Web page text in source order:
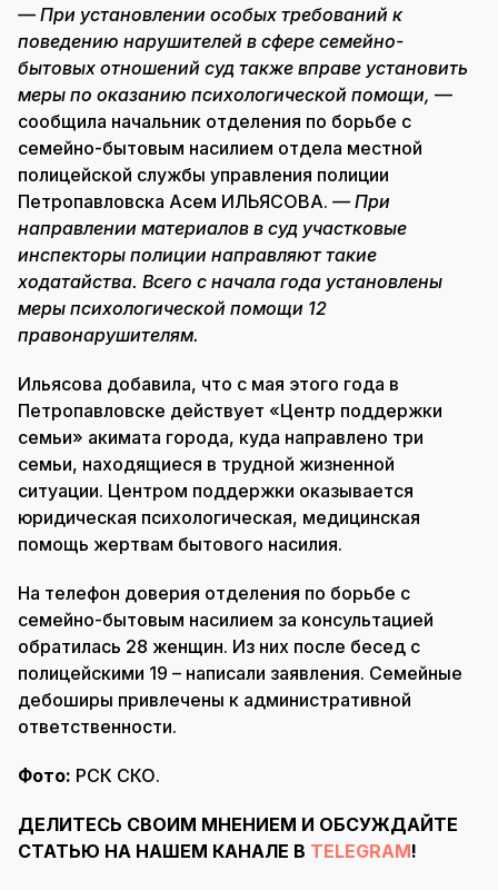
— При установлении особых требований к
поведению нарушителей в сфере семейно-
бытовых отношений суд также вправе установить
меры по оказанию психологической помощи, —
сообщила начальник отделения по борьбе с
семейно-бытовым насилием отдела местной
полицейской службы управления полиции
Петропавловска Асем ИЛЬЯСОВА. — При
направлении материалов в суд участковые
инспекторы полиции направляют такие
ходатайства. Всего с начала года установлены
меры психологической помощи 12
правонарушителям.
Ильясова добавила, что с мая этого года в
Петропавловске действует «Центр поддержки
семьи» акимата города, куда направлено три
семьи, находящиеся в трудной жизненной
ситуации. Центром поддержки оказывается
юридическая психологическая, медицинская
помощь жертвам бытового насилия.
На телефон доверия отделения по борьбе с
семейно-бытовым насилием за консультацией
обратилась 28 женщин. Из них после бесед с
полицейскими 19 – написали заявления. Семейные
дебоширы привлечены к административной
ответственности.
Фото: РСК СКО.
ДЕЛИТЕСЬ СВОИМ МНЕНИЕМ И ОБСУЖДАЙТЕ
СТАТЬЮ НА НАШЕМ КАНАЛЕ В TELEGRAM!